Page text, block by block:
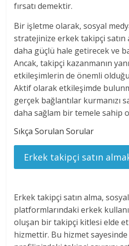
fırsatı demektir.
Bir işletme olarak, sosyal
stratejinize erkek takipçi satın
daha güçlü hale getirecek ve
Ancak, takipçi kazanmanın
etkileşimlerin de önemli
Aktif olarak etkileşimde
gerçek bağlantılar kurmanızı
daha sağlam bir temele sahip
Sıkça Sorulan Sorular
Erkek takipçi satın
Erkek takipçi satın alma,
platformlarındaki erkek
oluşan bir takipçi kitlesi elde
hizmettir. Bu hizmet